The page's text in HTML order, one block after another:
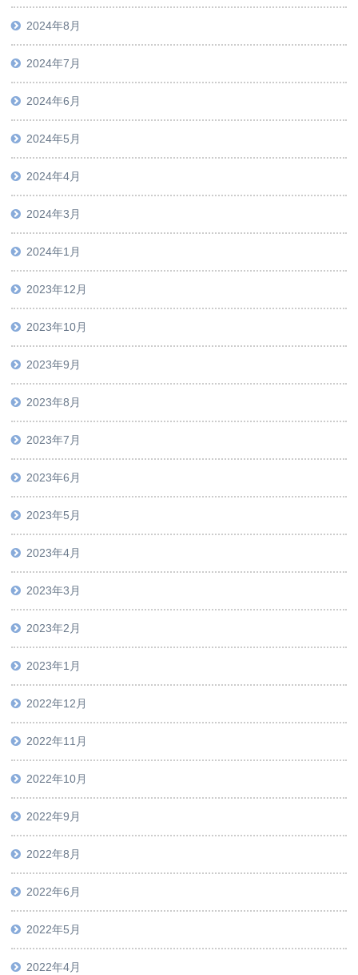
2024年8月
2024年7月
2024年6月
2024年5月
2024年4月
2024年3月
2024年1月
2023年12月
2023年10月
2023年9月
2023年8月
2023年7月
2023年6月
2023年5月
2023年4月
2023年3月
2023年2月
2023年1月
2022年12月
2022年11月
2022年10月
2022年9月
2022年8月
2022年6月
2022年5月
2022年4月